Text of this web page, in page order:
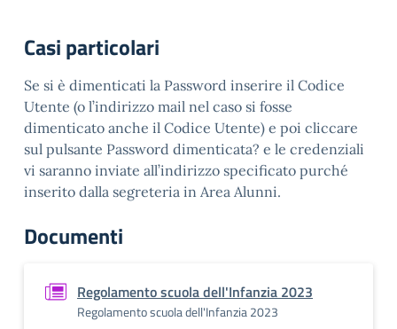
Casi particolari
Se si è dimenticati la Password inserire il Codice
Utente (o l’indirizzo mail nel caso si fosse
dimenticato anche il Codice Utente) e poi cliccare
sul pulsante Password dimenticata? e le credenziali
vi saranno inviate all’indirizzo specificato purché
inserito dalla segreteria in Area Alunni.
Documenti
Regolamento scuola dell'Infanzia 2023
Regolamento scuola dell'Infanzia 2023